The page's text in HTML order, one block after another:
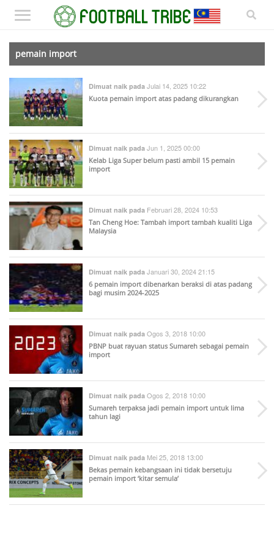
pemain import
Dimuat naik pada Julai 14, 2025 10:22
Kuota pemain import atas padang dikurangkan
Dimuat naik pada Jun 1, 2025 00:00
Kelab Liga Super belum pasti ambil 15 pemain
import
Dimuat naik pada Februari 28, 2024 10:53
Tan Cheng Hoe: Tambah import tambah kualiti Liga
Malaysia
Dimuat naik pada Januari 30, 2024 21:15
6 pemain import dibenarkan beraksi di atas padang
bagi musim 2024-2025
Dimuat naik pada Ogos 3, 2018 10:00
PBNP buat rayuan status Sumareh sebagai pemain
import
Dimuat naik pada Ogos 2, 2018 10:00
Sumareh terpaksa jadi pemain import untuk lima
tahun lagi
Dimuat naik pada Mei 25, 2018 13:00
Bekas pemain kebangsaan ini tidak bersetuju
pemain import ‘kitar semula’